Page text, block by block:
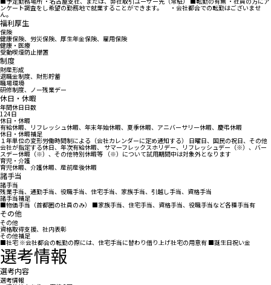
ンケート調査をし希望の勤務地で就業することができます。 ・会社都合での転勤はございませ
ん。
福利厚生
保険
健康保険、労災保険、厚生年金保険、雇用保険
健康・医療
受動喫煙防止措置
制度
財産形成
退職金制度、財形貯蓄
職場環境
研修制度、ノー残業デー
休日・休暇
年間休日日数
124日
休日・休暇
有給休暇、リフレッシュ休暇、年末年始休暇、夏季休暇、アニバーサリー休暇、慶弔休暇
休日・休暇補足
１年単位の変形労働時間制による（会社カレンダーに定め通知する） 日曜日、国民の祝日、その他
会社が指定する休日、年次有給休暇、 サマーフレックスホリデー、リフレッシュデー（※）、バー
スデー休暇（※）、その他特別休暇等 （※）について試用期間中は対象外となります
育児・介護
育児休暇、介護休暇、産前産後休暇
諸手当
諸手当
残業手当、通勤手当、役職手当、住宅手当、家族手当、引越し手当、資格手当
諸手当補足
■物価手当（首都圏の社員のみ） ■家族手当、住宅手当、資格手当、役職手当など各種手当有
その他
その他
資格取得支援、社内表彰
その他補足
■社宅 ※会社都合の転勤の際には、住宅手当に替わり借り上げ社宅の用意有 ■誕生日祝い金
選考情報
選考内容
選考情報